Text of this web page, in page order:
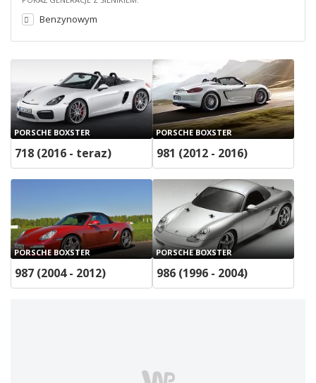
Benzynowym
PORSCHE BOXSTER
718 (2016 - teraz)
PORSCHE BOXSTER
981 (2012 - 2016)
PORSCHE BOXSTER
987 (2004 - 2012)
PORSCHE BOXSTER
986 (1996 - 2004)